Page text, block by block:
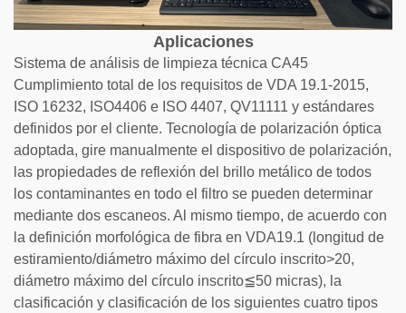
Aplicaciones
Sistema de análisis de limpieza técnica CA45
Cumplimiento total de los requisitos de VDA 19.1-2015,
ISO 16232, ISO4406 e ISO 4407, QV11111 y estándares
definidos por el cliente. Tecnología de polarización óptica
adoptada, gire manualmente el dispositivo de polarización,
las propiedades de reflexión del brillo metálico de todos
los contaminantes en todo el filtro se pueden determinar
mediante dos escaneos. Al mismo tiempo, de acuerdo con
la definición morfológica de fibra en VDA19.1 (longitud de
estiramiento/diámetro máximo del círculo inscrito>20,
diámetro máximo del círculo inscrito≦50 micras), la
clasificación y clasificación de los siguientes cuatro tipos